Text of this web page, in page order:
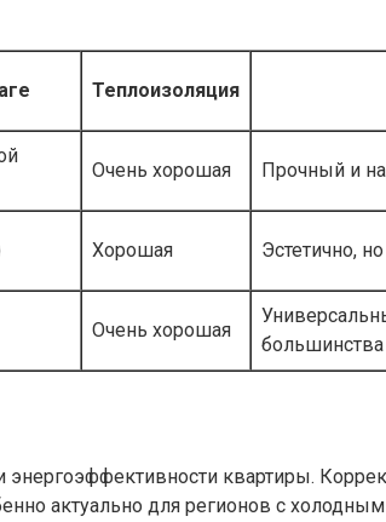
Теплоизоляция
Очень хорошая Прочный и
Хорошая Эстетично,
Очень хорошая
квартиры.
актуально для регионов с